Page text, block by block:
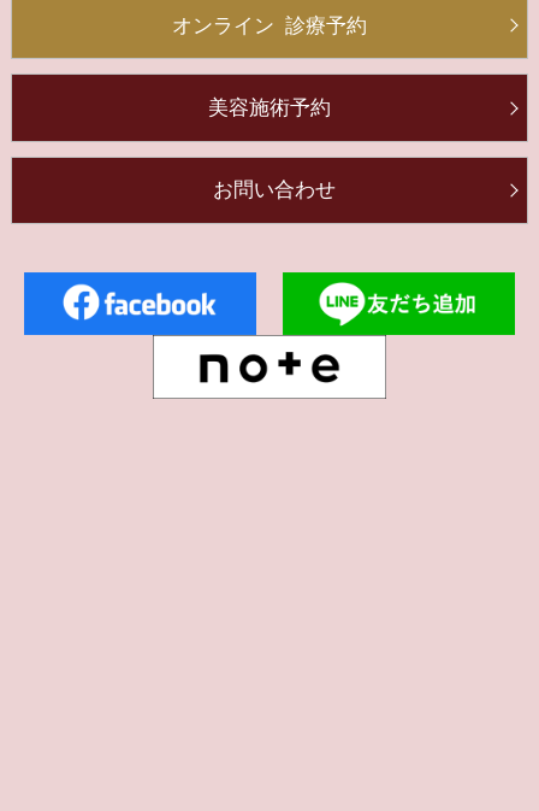
オンライン 診療予約
美容施術予約
お問い合わせ